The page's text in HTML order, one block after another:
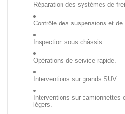
Réparation des systèmes de
Contrôle des suspensions et de
Inspection sous châssis.
Opérations de service rapide.
Interventions sur grands SUV.
Interventions sur camionnettes
légers.